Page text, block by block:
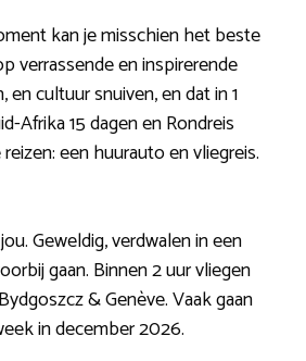
kan je misschien het beste
verrassende en inspirerende
cultuur snuiven, en dat in 1
Afrika 15 dagen en Rondreis
een huurauto en vliegreis.
Geweldig, verdwalen in een
gaan. Binnen 2 uur vliegen
& Genève. Vaak gaan
in december 2026.